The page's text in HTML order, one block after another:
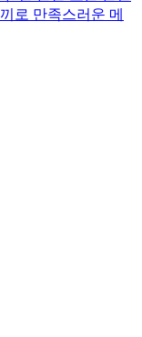
로 만족스러운 메